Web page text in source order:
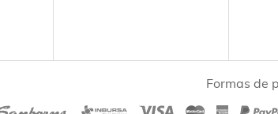
Formas de